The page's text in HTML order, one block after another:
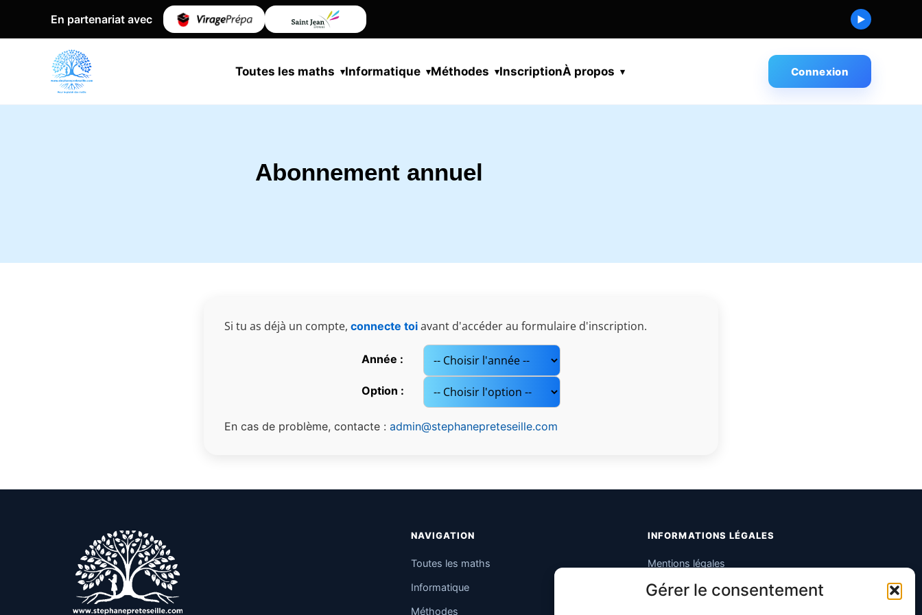
Gérer le consentement
En partenariat avec ▶
Toutes les maths Informatique Méthodes InscriptionÀ propos Connexion
Abonnement annuel
Si tu as déjà un compte, connecte toi avant d'accéder au formulaire d'inscription.
Année :
Option :
En cas de problème, contacte : admin@stephanepreteseille.com
NAVIGATION
Toutes les maths
Informatique
Méthodes
INFORMATIONS LÉGALES
Mentions légales
Politique de confidentialité